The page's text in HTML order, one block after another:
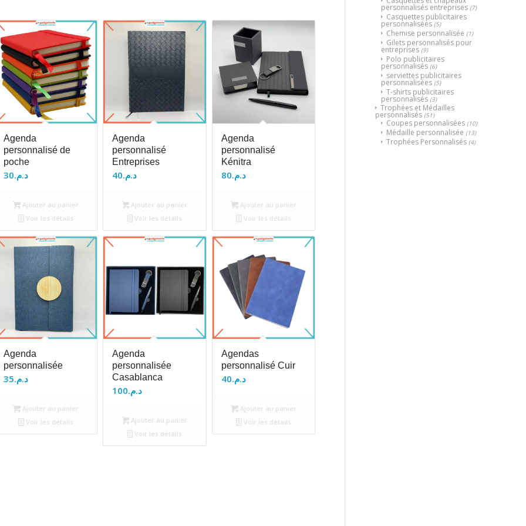
Agenda
personnalisé de
poche
د.م.30
Ajouter au panier
Voir les détails
Agenda
personnalisé
Entreprises
د.م.40
Ajouter au panier
Voir les détails
Agenda
personnalisé
Kénitra
د.م.80
Ajouter au panier
Voir les détails
Agenda
personnalisée
د.م.35
Ajouter au panier
Voir les détails
Agenda
personnalisée
Casablanca
د.م.100
Ajouter au panier
Voir les détails
Agendas
personnalisé Cuir
د.م.40
Ajouter au panier
Voir les détails
personnalisés entreprises (7)
Casquettes publicitaires
personnalisées (5)
Chemise personnalisée (1)
Gilets personnalisés pour
entreprises (9)
Polo publicitaires
personnalisés (6)
serviettes publicitaires
personnalisées (5)
T-shirts publicitaires
personnalisés (3)
Trophées et Médailles
personnalisés (51)
Coupes personnalisées (10)
Médaille personnalisée (13)
Trophées Personnalisés (4)